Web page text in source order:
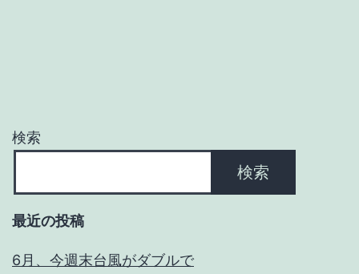
検索
検索
最近の投稿
6月、今週末台風がダブルで